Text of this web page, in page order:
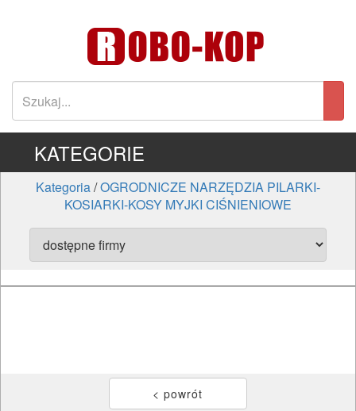
KATEGORIE
Kategoria/OGRODNICZE NARZĘDZIA PILARKI-
KOSIARKI-KOSY MYJKI CIŚNIENIOWE